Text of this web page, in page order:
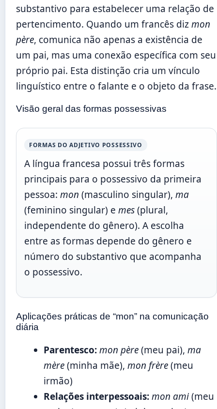
substantivo para estabelecer uma relação de
pertencimento. Quando um francês dizmon
père, comunica não apenas a existência de
um pai, mas uma conexão específica com seu
próprio pai. Esta distinção cria um vínculo
linguístico entre o falante e o objeto da frase.
Visão geral das formas possessivas
FORMAS DO ADJETIVO POSSESSIVO
A língua francesa possui três formas
principais para o possessivo da primeira
pessoa: mon (masculino singular), ma
(feminino singular) e mes(plural,
independente do gênero). A escolha
entre as formas depende do gênero e
número do substantivo que acompanha
o possessivo.
Aplicações práticas de “mon” na comunicação
diária
Parentesco:mon père(meu pai), ma
mère(minha mãe), mon frère(meu
irmão)
Relações interpessoais:mon ami(meu